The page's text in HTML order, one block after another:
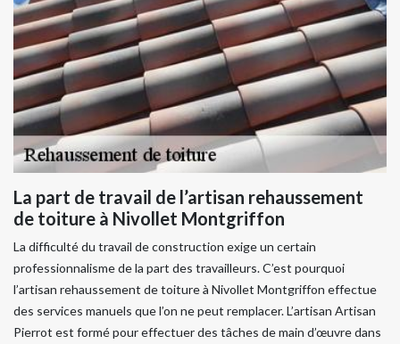
La part de travail de l’artisan rehaussement
de toiture à Nivollet Montgriffon
La difficulté du travail de construction exige un certain
professionnalisme de la part des travailleurs. C’est pourquoi
l’artisan rehaussement de toiture à Nivollet Montgriffon effectue
des services manuels que l’on ne peut remplacer. L’artisan Artisan
Pierrot est formé pour effectuer des tâches de main d’œuvre dans